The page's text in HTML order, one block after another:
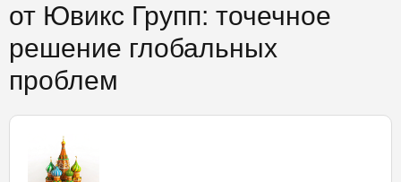
от Ювикс Групп: точечное
решение глобальных
проблем